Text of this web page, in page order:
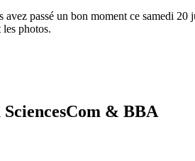
passé un bon moment ce samedi
les photos.
& BBA